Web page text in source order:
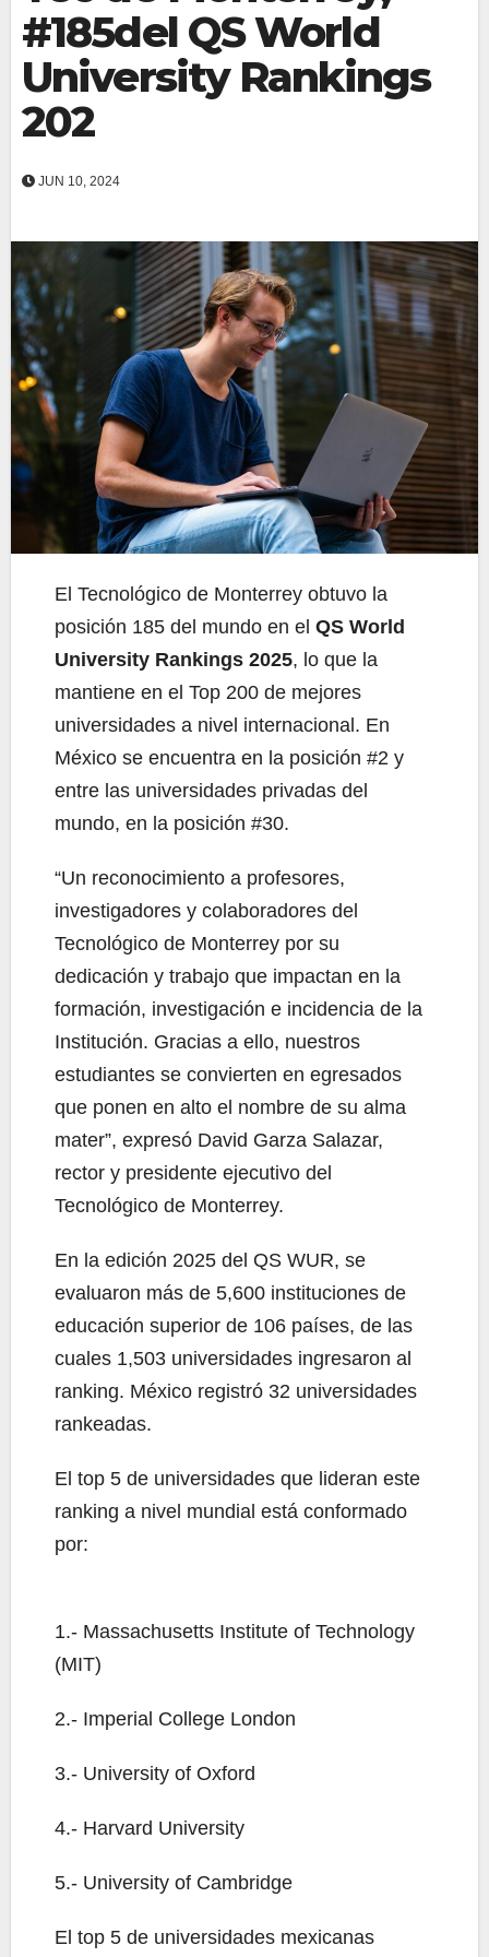
#185del QS World
University Rankings
202
JUN 10, 2024
El Tecnológico de Monterrey obtuvo la
posición 185 del mundo en el QS World
University Rankings 2025, lo que la
mantiene en el Top 200 de mejores
universidades a nivel internacional. En
México se encuentra en la posición #2 y
entre las universidades privadas del
mundo, en la posición #30.
“Un reconocimiento a profesores,
investigadores y colaboradores del
Tecnológico de Monterrey por su
dedicación y trabajo que impactan en la
formación, investigación e incidencia de la
Institución. Gracias a ello, nuestros
estudiantes se convierten en egresados
que ponen en alto el nombre de su alma
mater”, expresó David Garza Salazar,
rector y presidente ejecutivo del
Tecnológico de Monterrey.
En la edición 2025 del QS WUR, se
evaluaron más de 5,600 instituciones de
educación superior de 106 países, de las
cuales 1,503 universidades ingresaron al
ranking. México registró 32 universidades
rankeadas.
El top 5 de universidades que lideran este
ranking a nivel mundial está conformado
por:
1.- Massachusetts Institute of Technology
(MIT)
2.- Imperial College London
3.- University of Oxford
4.- Harvard University
5.- University of Cambridge
El top 5 de universidades mexicanas